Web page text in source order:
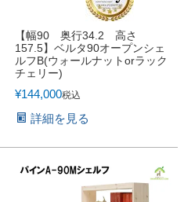
【幅90 奥行34.2 高さ
157.5】ベルタ90オープンシェ
ルフB(ウォールナットorラック
チェリー)
¥144,000税込
詳細を見る